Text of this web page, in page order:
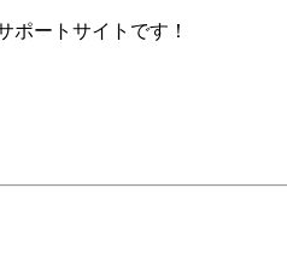
ポートサイトです！